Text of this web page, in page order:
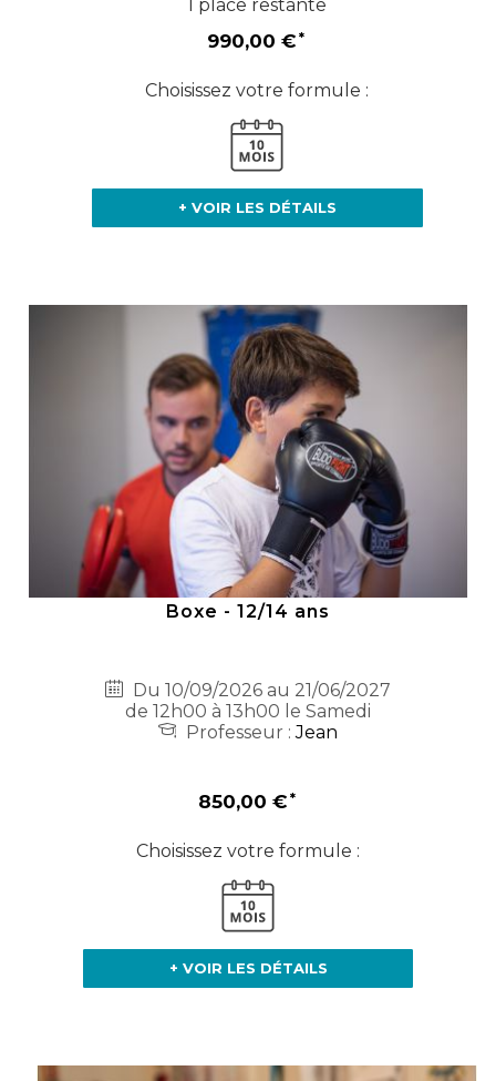
1 place restante
990,00 €
Choisissez votre formule :
+ VOIR LES DÉTAILS
Boxe - 12/14 ans
Du 10/09/2026 au 21/06/2027
de 12h00 à 13h00 le Samedi
Professeur :Jean
850,00 €
Choisissez votre formule :
+ VOIR LES DÉTAILS